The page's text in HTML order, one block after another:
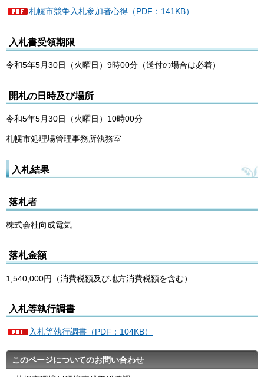
札幌市競争入札参加者心得（PDF：141KB）
入札書受領期限
令和5年5月30日（火曜日）9時00分（送付の場合は必着）
開札の日時及び場所
令和5年5月30日（火曜日）10時00分
札幌市処理場管理事務所執務室
入札結果
落札者
株式会社向成電気
落札金額
1,540,000円（消費税額及び地方消費税額を含む）
入札等執行調書
入札等執行調書（PDF：104KB）
このページについてのお問い合わせ